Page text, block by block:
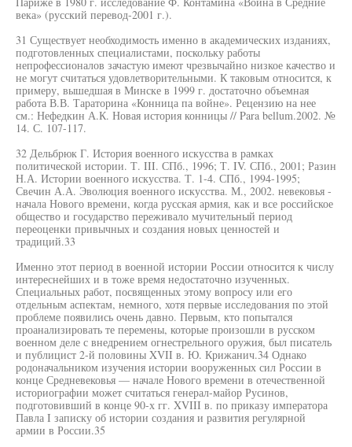
века» (русский перевод-2001 г.).
31 Существует необходимость именно в академических изданиях,
подготовленных специалистами, поскольку работы
непрофессионалов зачастую имеют чрезвычайно низкое качество и
не могут считаться удовлетворительными. К таковым относится, к
примеру, вышедшая в Минске в 1999 г. достаточно объемная
работа В.В. Тараторина «Конница па войне». Рецензию на нее
см.: Нефедкин А.К. Новая история конницы // Para bellum.2002. №
14. С. 107-117.
32 Дельбрюк Г. История военного искусства в рамках
политической истории. Т. III. СПб., 1996; Т. IV. СПб., 2001; Разин
Н.А. Истории военного искусства. Т. 1-4. СПб., 1994-1995;
Свечин А.А. Эволюция военного искусства. М., 2002. невековья -
начала Нового времени, когда русская армия, как и все российское
общество и государство переживало мучительный период
переоценки привычных и создания новых ценностей и
традиций.33
Именно этот период в военной истории России относится к числу
интереснейших и в тоже время недостаточно изученных.
Специальных работ, посвященных этому вопросу или его
отдельным аспектам, немного, хотя первые исследования по этой
проблеме появились очень давно. Первым, кто попытался
проанализировать те перемены, которые произошли в русском
военном деле с внедрением огнестрельного оружия, был писатель
и публицист 2-й половины XVII в. Ю. Крижанич.34 Однако
родоначальником изучения истории вооруженных сил России в
конце Средневековья — начале Нового времени в отечественной
историографии может считаться генерал-майор Русинов,
подготовивший в конце 90-х гг. XVIII в. по приказу императора
Павла I записку об истории создания и развития регулярной
армии в России.35